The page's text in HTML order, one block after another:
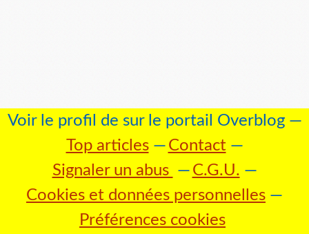
Voir le profil de sur le portail Overblog
Top articles
Contact
Signaler un abus
C.G.U.
Cookies et données personnelles
Préférences cookies